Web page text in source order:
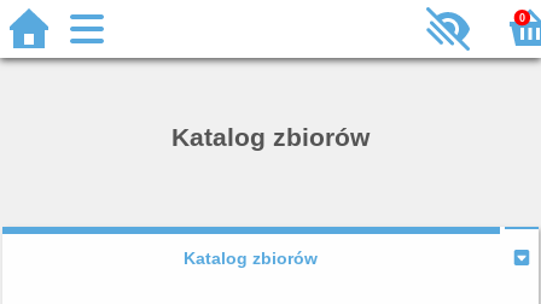
0
Katalog zbiorów
Katalog zbiorów